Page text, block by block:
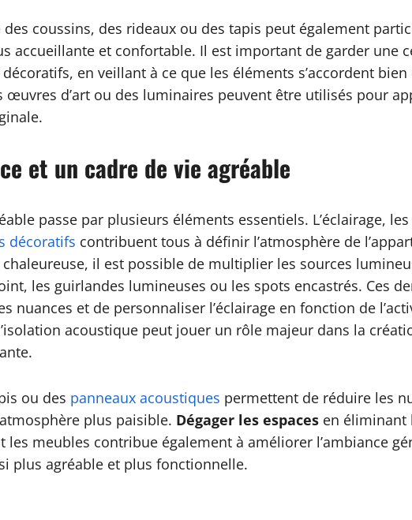
des coussins, des rideaux ou des tapis peut également
accueillante et confortable. Il est important de garder une
en veillant à ce que les éléments s’accordent bien
œuvres d’art ou des luminaires peuvent être utilisés pour
et un cadre de vie agréable
passe par plusieurs éléments essentiels. L’éclairage,
décoratifs contribuent tous à définir l’atmosphère de
il est possible de multiplier les sources
les guirlandes lumineuses ou les spots encastrés. Ces
nuances et de personnaliser l’éclairage en fonction de
acoustique peut jouer un rôle majeur dans la
ou des panneaux acoustiques permettent de réduire les
plus paisible. Dégager les espaces en éliminant
meubles contribue également à améliorer l’ambiance
plus agréable et plus fonctionnelle.